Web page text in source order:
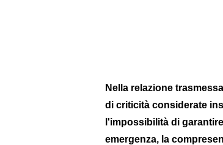
Nella relazione
di criticità considerate
l'impossibilità di
emergenza, la